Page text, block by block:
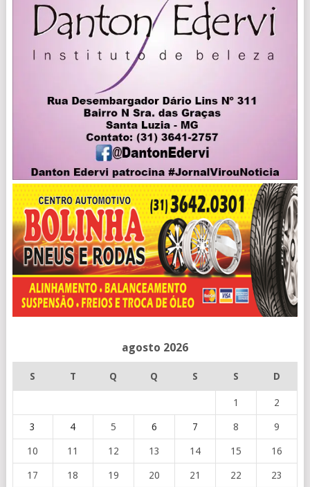
agosto 2026
S T Q Q S S D
1 2
3 4 5 6 7 8 9
10 11 12 13 14 15 16
17 18 19 20 21 22 23